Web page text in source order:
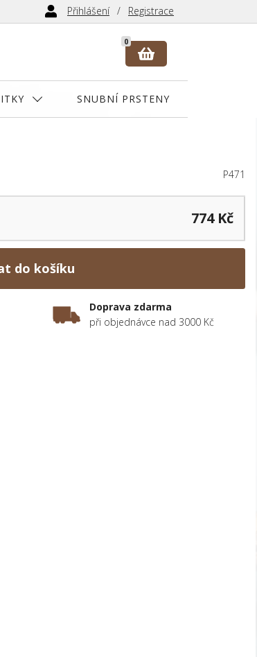
Přihlášení Registrace
0
SNUBNÍ PRSTENY
P471
774 Kč
do košíku
Doprava zdarma
při objednávce nad 3000 Kč